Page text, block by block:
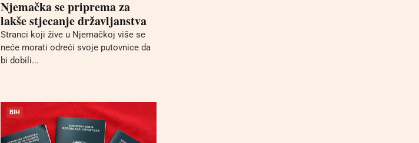
Njemačka se priprema za
lakše stjecanje državljanstva
Stranci koji žive u Njemačkoj više se
neće morati odreći svoje putovnice da
bi dobili...
BIH